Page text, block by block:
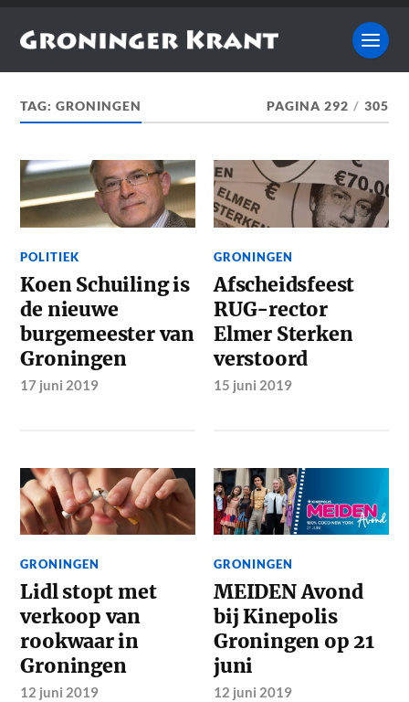
TAG:GRONINGEN PAGINA 292 / 305
POLITIEK
Koen Schuiling is
de nieuwe
burgemeester van
Groningen
17 juni 2019
GRONINGEN
Afscheidsfeest
RUG-rector
Elmer Sterken
verstoord
15 juni 2019
GRONINGEN
Lidl stopt met
verkoop van
rookwaar in
Groningen
12 juni 2019
GRONINGEN
MEIDEN Avond
bij Kinepolis
Groningen op 21
juni
12 juni 2019